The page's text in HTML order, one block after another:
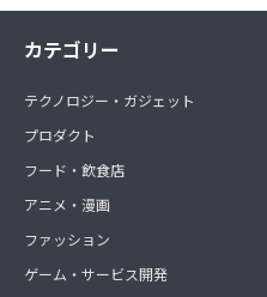
カテゴリー
テクノロジー・ガジェット
プロダクト
フード・飲食店
アニメ・漫画
ファッション
ゲーム・サービス開発